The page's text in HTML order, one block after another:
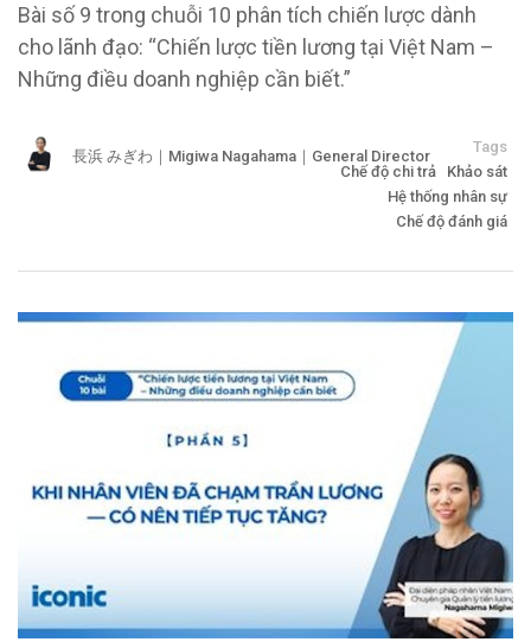
Bài số 9 trong chuỗi 10 phân tích chiến lược dành
cho lãnh đạo: “Chiến lược tiền lương tại Việt Nam –
Những điều doanh nghiệp cần biết.”
長浜 みぎわ｜Migiwa Nagahama｜General Director
Tags
Chế độ chi trả
Khảo sát
Hệ thống nhân sự
Chế độ đánh giá